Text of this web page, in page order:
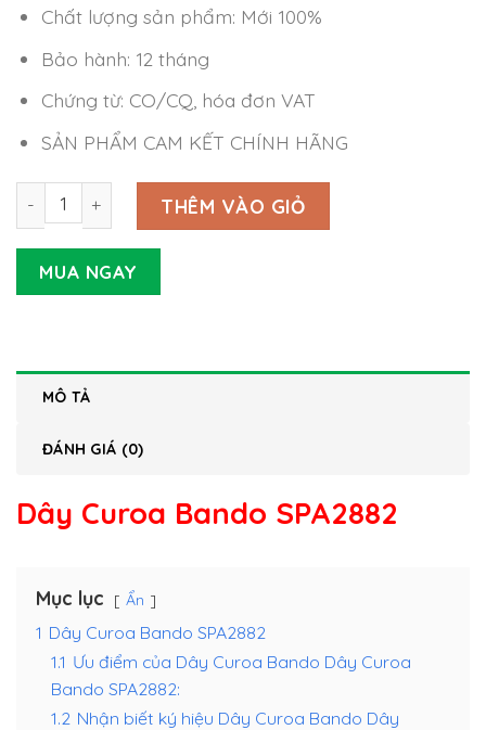
Chất lượng sản phẩm: Mới 100%
Bảo hành: 12 tháng
Chứng từ: CO/CQ, hóa đơn VAT
SẢN PHẨM CAM KẾT CHÍNH HÃNG
Dây Curoa Bando SPA2882 số lượng
THÊM VÀO GIỎ
MUA NGAY
MÔ TẢ
ĐÁNH GIÁ (0)
Dây Curoa Bando SPA2882
Mục lục Ẩn
1 Dây Curoa Bando SPA2882
1.1 Ưu điểm của Dây Curoa Bando Dây Curoa
Bando SPA2882:
1.2 Nhận biết ký hiệu Dây Curoa Bando Dây